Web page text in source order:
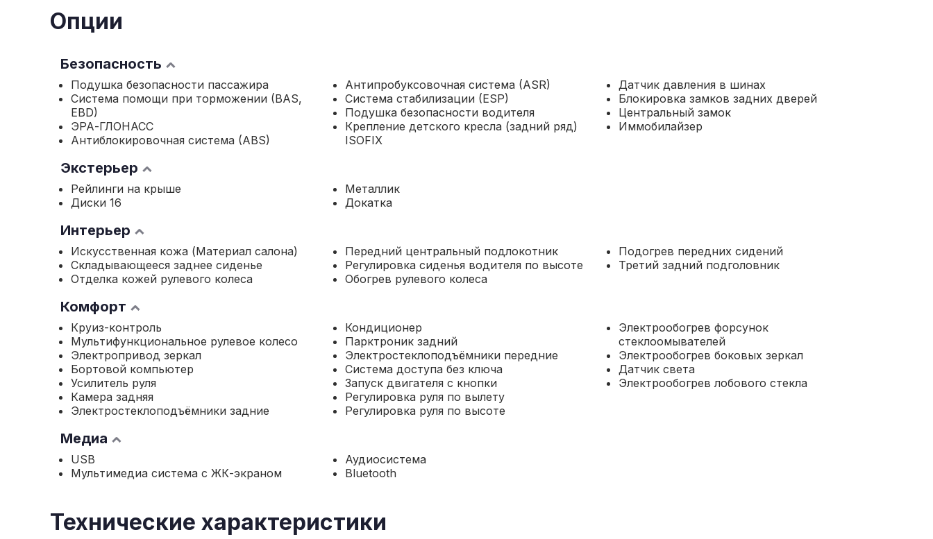
Опции
Безопасность
Подушка безопасности пассажира
Система помощи при торможении (BAS,
EBD)
ЭРА-ГЛОНАСС
Антиблокировочная система (ABS)
Антипробуксовочная система (ASR)
Система стабилизации (ESP)
Подушка безопасности водителя
Крепление детского кресла (задний ряд)
ISOFIX
Датчик давления в шинах
Блокировка замков задних дверей
Центральный замок
Иммобилайзер
Экстерьер
Рейлинги на крыше
Диски 16
Металлик
Докатка
Интерьер
Искусственная кожа (Материал салона)
Складывающееся заднее сиденье
Отделка кожей рулевого колеса
Передний центральный подлокотник
Регулировка сиденья водителя по высоте
Обогрев рулевого колеса
Подогрев передних сидений
Третий задний подголовник
Комфорт
Круиз-контроль
Мультифункциональное рулевое колесо
Электропривод зеркал
Бортовой компьютер
Усилитель руля
Камера задняя
Электростеклоподъёмники задние
Кондиционер
Парктроник задний
Электростеклоподъёмники передние
Система доступа без ключа
Запуск двигателя с кнопки
Регулировка руля по вылету
Регулировка руля по высоте
Электрообогрев форсунок
стеклоомывателей
Электрообогрев боковых зеркал
Датчик света
Электрообогрев лобового стекла
Медиа
USB
Мультимедиа система с ЖК-экраном
Аудиосистема
Bluetooth
Технические характеристики